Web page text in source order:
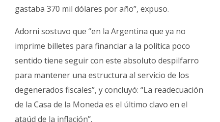
gastaba 370 mil dólares por año”, expuso.
Adorni sostuvo que “en la Argentina que ya no
imprime billetes para financiar a la política poco
sentido tiene seguir con este absoluto despilfarro
para mantener una estructura al servicio de los
degenerados fiscales”, y concluyó: “La readecuación
de la Casa de la Moneda es el último clavo en el
ataúd de la inflación”.